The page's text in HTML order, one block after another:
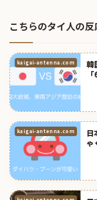
こちらのタイ人の
kaigai-antenna.com
韓
kaigai-antenna.com
日
ゃ